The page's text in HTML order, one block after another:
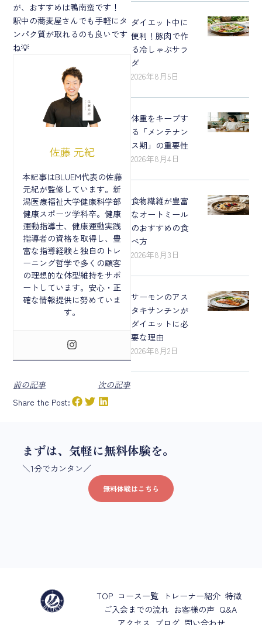
が、おすすめは鴨南蛮です！
駅中の蕎麦屋さんでも手軽にタ
ンパク質が取れるのも良いです
ね💡
佐藤 元紀
本記事はBLUEM代表の佐藤
元紀が監修しています。新
潟医療福祉大学健康科学部
健康スポーツ学科卒。健康
運動指導士、健康運動実践
指導者の資格を取得し、豊
富な指導経験と独自のトレ
ーニング哲学で多くの顧客
の理想的な体型維持をサポ
ートしています。安心・正
確な情報提供に努めていま
す。
前の記事
次の記事
Share the Post:
ダイエット中に
便利！豚肉で作
る冷しゃぶサラ
ダ
2026年8月5日
体重をキープす
る「メンテナン
ス期」の重要性
2026年8月4日
食物繊維が豊富
なオートミール
のおすすめの食
べ方
2026年8月3日
サーモンのアス
タキサンチンが
ダイエットに必
要な理由
2026年8月2日
まずは、気軽に無料体験を。
＼1分でカンタン／
無料体験はこちら
TOP コース一覧 トレーナー紹介 特徴
ご入会までの流れ お客様の声 Q&A